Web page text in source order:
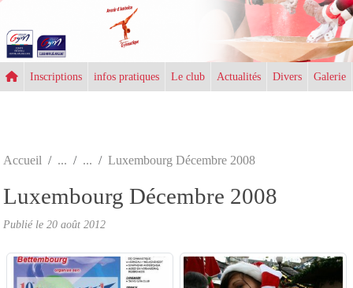
Inscriptions infos pratiques Le club Actualités Divers Galerie
Accueil Luxembourg Décembre 2008
Luxembourg Décembre 2008
Publié le 20 août 2012
Panneau de gestion des cookies